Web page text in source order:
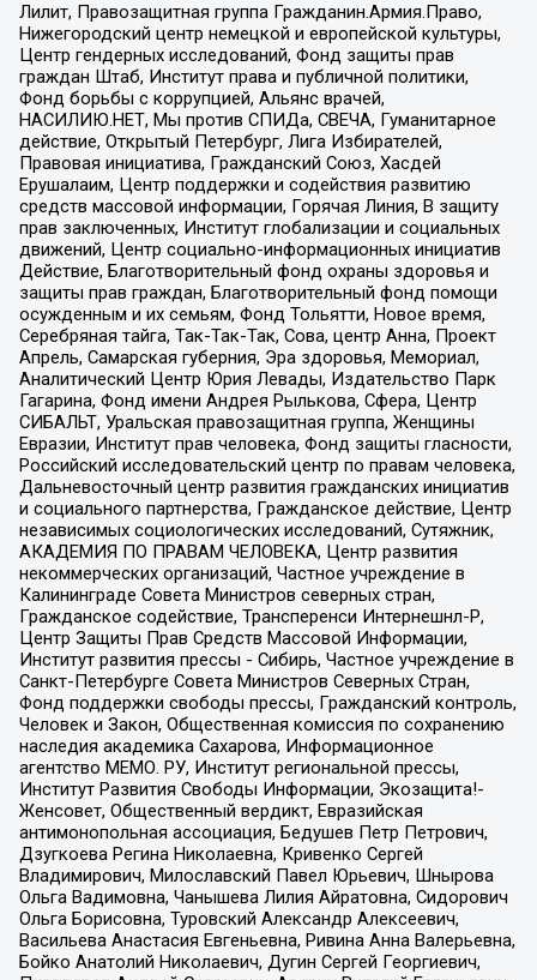
Лилит, Правозащитная группа Гражданин.Армия.Право,
Нижегородский центр немецкой и европейской культуры,
Центр гендерных исследований, Фонд защиты прав
граждан Штаб, Институт права и публичной политики,
Фонд борьбы с коррупцией, Альянс врачей,
НАСИЛИЮ.НЕТ, Мы против СПИДа, СВЕЧА, Гуманитарное
действие, Открытый Петербург, Лига Избирателей,
Правовая инициатива, Гражданский Союз, Хасдей
Ерушалаим, Центр поддержки и содействия развитию
средств массовой информации, Горячая Линия, В защиту
прав заключенных, Институт глобализации и социальных
движений, Центр социально-информационных инициатив
Действие, Благотворительный фонд охраны здоровья и
защиты прав граждан, Благотворительный фонд помощи
осужденным и их семьям, Фонд Тольятти, Новое время,
Серебряная тайга, Так-Так-Так, Сова, центр Анна, Проект
Апрель, Самарская губерния, Эра здоровья, Мемориал,
Аналитический Центр Юрия Левады, Издательство Парк
Гагарина, Фонд имени Андрея Рылькова, Сфера, Центр
СИБАЛЬТ, Уральская правозащитная группа, Женщины
Евразии, Институт прав человека, Фонд защиты гласности,
Российский исследовательский центр по правам человека,
Дальневосточный центр развития гражданских инициатив
и социального партнерства, Гражданское действие, Центр
независимых социологических исследований, Сутяжник,
АКАДЕМИЯ ПО ПРАВАМ ЧЕЛОВЕКА, Центр развития
некоммерческих организаций, Частное учреждение в
Калининграде Совета Министров северных стран,
Гражданское содействие, Трансперенси Интернешнл-Р,
Центр Защиты Прав Средств Массовой Информации,
Институт развития прессы - Сибирь, Частное учреждение в
Санкт-Петербурге Совета Министров Северных Стран,
Фонд поддержки свободы прессы, Гражданский контроль,
Человек и Закон, Общественная комиссия по сохранению
наследия академика Сахарова, Информационное
агентство МЕМО. РУ, Институт региональной прессы,
Институт Развития Свободы Информации, Экозащита!-
Женсовет, Общественный вердикт, Евразийская
антимонопольная ассоциация, Бедушев Петр Петрович,
Дзугкоева Регина Николаевна, Кривенко Сергей
Владимирович, Милославский Павел Юрьевич, Шнырова
Ольга Вадимовна, Чанышева Лилия Айратовна, Сидорович
Ольга Борисовна, Туровский Александр Алексеевич,
Васильева Анастасия Евгеньевна, Ривина Анна Валерьевна,
Бойко Анатолий Николаевич, Дугин Сергей Георгиевич,